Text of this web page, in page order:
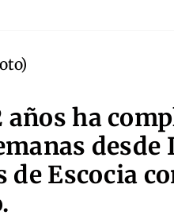
años ha
Escocia